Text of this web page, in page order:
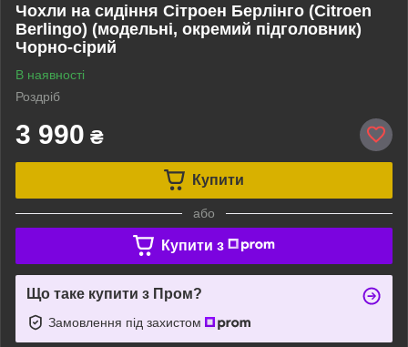
Чохли на сидіння Сітроен Берлінго (Citroen
Berlingo) (модельні, окремий підголовник)
Чорно-сірий
В наявності
Роздріб
3 990 ₴
Купити
або
Купити з
Що таке купити з Пром?
Замовлення під захистом